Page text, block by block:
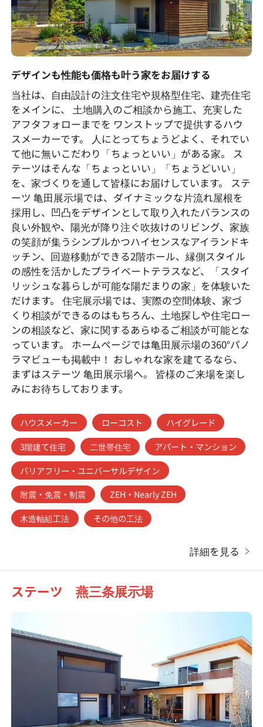
デザインも性能も価格も叶う家をお届けする
当社は、自由設計の注文住宅や規格型住宅、建売住宅
をメインに、 土地購入のご相談から施工、充実した
アフタフォローまでを ワンストップで提供するハウ
スメーカーです。 人にとってちょうどよく、それでい
て他に無いこだわり「ちょっといい」がある家。 ス
テーツはそんな「ちょっといい」「ちょうどいい」
を、家づくりを通して皆様にお届けしています。 ステ
ーツ 亀田展示場では、ダイナミックな片流れ屋根を
採用し、凹凸をデザインとして取り入れたバランスの
良い外観や、陽光が降り注ぐ吹抜けのリビング、家族
の笑顔が集うシンプルかつハイセンスなアイランドキ
ッチン、回遊移動ができる2階ホール、縁側スタイル
の感性を活かしたプライベートテラスなど、「スタイ
リッシュな暮らしが可能な陽だまりの家」を体験いた
だけます。 住宅展示場では、実際の空間体験、家づ
くり相談ができるのはもちろん、土地探しや住宅ロー
ンの相談など、家に関するあらゆるご相談が可能とな
っています。 ホームページでは亀田展示場の360°パノ
ラマビューも掲載中！ おしゃれな家を建てるなら、
まずはステーツ 亀田展示場へ。 皆様のご来場を楽し
みにお待ちしております。
ハウスメーカー ローコスト
ハイグレード
3階建て住宅
二世帯住宅
アパート・マンション
バリアフリー・ユニバーサルデザイン
耐震・免震・制震
ZEH・Nearly ZEH
木造軸組工法
その他の工法
詳細を見る
ステーツ 燕三条展示場